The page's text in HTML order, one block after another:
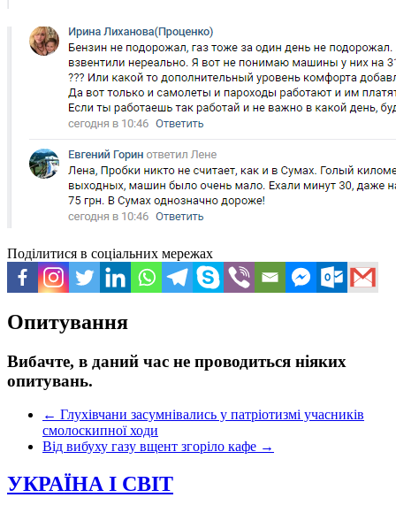
Поділитися в соціальних мережах
Опитування
Вибачте, в даний час не проводиться ніяких
опитувань.
← Глухівчани засумнівались у патріотизмі учасників
смолоскипної ходи
Від вибуху газу вщент згоріло кафе →
УКРАЇНА І СВІТ